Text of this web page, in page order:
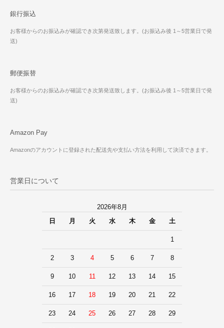
銀行振込
お客様からのお振込みが確認でき次第発送致します。(お振込み後 1～5営業日で発
送)
郵便振替
お客様からのお振込みが確認でき次第発送致します。(お振込み後 1～5営業日で発
送)
Amazon Pay
Amazonのアカウントに登録された配送先や支払い方法を利用して決済できます。
営業日について
2026年8月
日
月 火 水 木 金 土
1
2 3 4 5 6 7 8
9 10 11 12 13 14 15
16 17 18 19 20 21 22
23 24 25 26 27 28 29